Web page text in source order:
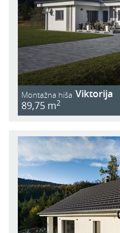
Montažna hiša Viktorija
89,75 m2